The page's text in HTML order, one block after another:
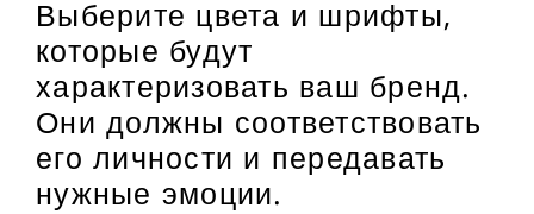
Выберите цвета и шрифты,
которые будут
характеризовать ваш бренд.
Они должны соответствовать
его личности и передавать
нужные эмоции.